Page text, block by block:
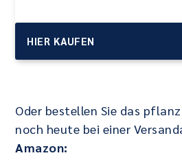
HIER KAUFEN
Oder bestellen Sie das
noch heute bei einer
Amazon: